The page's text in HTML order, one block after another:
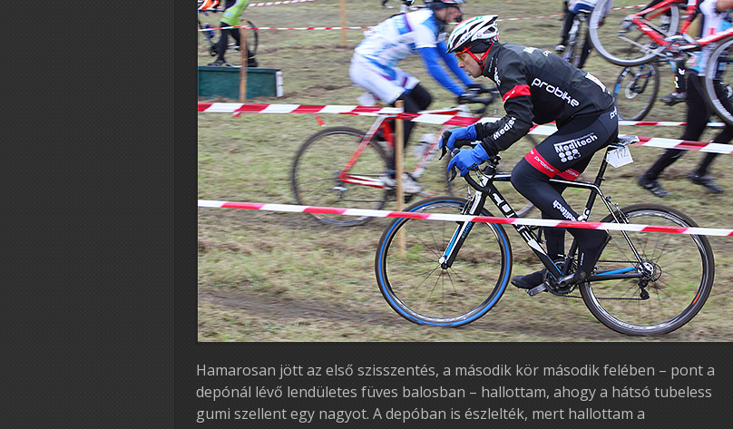
Hamarosan jött az első szisszentés, a második kör második felében – pont a
depónál lévő lendületes füves balosban – hallottam, ahogy a hátsó tubeless
gumi szellent egy nagyot. A depóban is észlelték, mert hallottam a